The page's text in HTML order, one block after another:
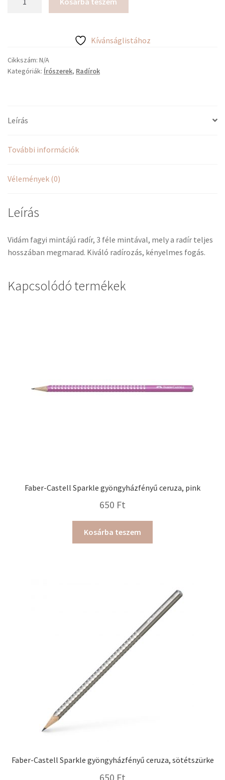
Kívánságlistához
Cikkszám: N/A
Kategóriák: Írószerek, Radírok
Leírás
További információk
Vélemények (0)
Leírás
Vidám fagyi mintájú radír, 3 féle mintával, mely a radír teljes
hosszában megmarad. Kiváló radírozás, kényelmes fogás.
Kapcsolódó termékek
Faber-Castell Sparkle gyöngyházfényű ceruza, pink
650 Ft
Kosárba teszem
Faber-Castell Sparkle gyöngyházfényű ceruza, sötétszürke
650 Ft